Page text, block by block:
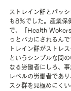
ストレイン群とパッ
も8％でした。産業保
で、「Health
っとバカにされるん
トレイン群がストレ
というシンプルな問
なる労働者にしろ、
レベルの労働者であ
スク群を見極めにく